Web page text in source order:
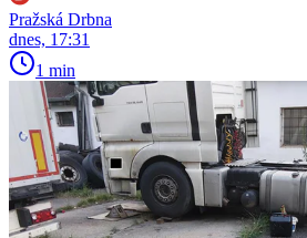
Pražská Drbna
dnes, 17:31
1 min